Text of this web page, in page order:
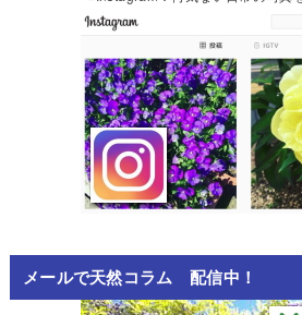
メールで天然コラム 配信中！